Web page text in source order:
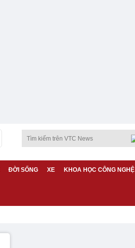
ĐỜI SỐNG XE KHOA HỌC CÔNG NGHỆ